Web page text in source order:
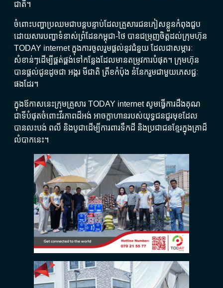
ជាតិ។
ចំពោះបញ្ហាប្រឈមជាបន្តបន្ទាប់ដែលគ្រួសារជនភៀសខ្លួនកំពុងជួប
ដោយសារបញ្ហាទំនាស់ព្រំដែនកម្ពុជា-ថៃ បានជម្រុញចិត្តដល់ក្រុមហ៊ុន
TODAY internet ក្នុងការចូលរួមផ្តល់នូវជំនួយ ដែលជាសម្ភារៈ
សំខាន់ៗដើម្បីផ្គត់ផ្គង់ទៅកន្លែងដែលមានតម្រូវការបំផុត។ ក្រុមហ៊ុន
បានផ្ដល់ជូនដូចជា អង្ករ មីជាតិ ត្រីខកំប៉ុង នំនែករួមជាមួយភេសជ្ជៈ
ផងដែរ។
ក្នុងឪកាសនេះក្រុមគ្រួសារ​ TODAY internet សូមធ្វើការដឹងគុណ
ជាទីបំផុតចំពោះវីរភាពដ៏អង់ អាចក្លាហានរបស់យុទ្ធជនជួរមុខដែល
បានលះបង់ ពលី និងបូជាដើម្បីការពារទឹកដី និងប្រជាជនខ្មែរក្នុងគ្រាដ៏
លំបាកនេះ។